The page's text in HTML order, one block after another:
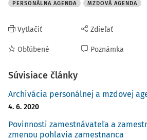
PERSONÁLNA AGENDA
MZDOVÁ AGENDA
Vytlačiť
Obľúbené
Zdieľať
Poznámka
Súvisiace články
Archivácia personálnej a mzdovej
4. 6. 2020
Povinnosti zamestnávateľa a
zmenou pohlavia zamestnanca